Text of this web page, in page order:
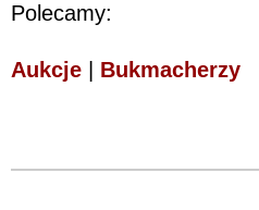
Polecamy:
Aukcje Bukmacherzy